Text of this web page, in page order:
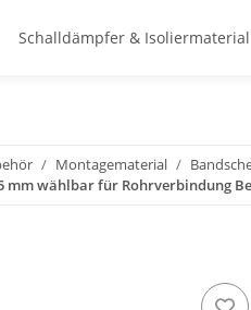
Schalldämpfer & Isoliermaterial
Montagematerial
mm wählbar für Rohrverbindung